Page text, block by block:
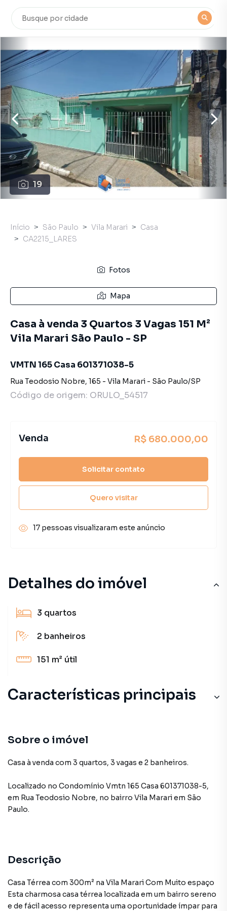
19
Detalhes do imóvel
3 quartos
2 banheiros
151 m² útil
Características principais
Sobre o imóvel
Casa à venda com 3 quartos, 3 vagas e 2 banheiros.
Localizado no Condomínio Vmtn 165 Casa 601371038-5,
em Rua Teodosio Nobre, no bairro Vila Marariem São
Paulo.
Descrição
Casa Térrea com 300m² na Vila Marari Com Muito espaço
Esta charmosa casa térrea localizada em um bairro sereno
e de fácil acesso representa uma oportunidade ímpar para
Início São Paulo Vila Marari
Casa
CA2215_LARES
Fotos
Mapa
Casa à venda 3 Quartos 3 Vagas 151 M²
Vila Marari São Paulo - SP
VMTN 165 Casa 601371038-5
Rua Teodosio Nobre, 165 - Vila Marari - São Paulo/SP
Código de origem: ORULO_54517
Venda R$ 680.000,00
Solicitar contato
Quero visitar
17 pessoas visualizaram este anúncio